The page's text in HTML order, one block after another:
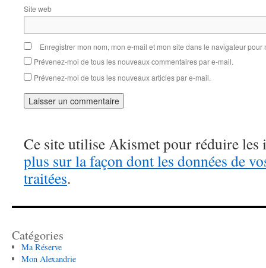
Site web
Enregistrer mon nom, mon e-mail et mon site dans le navigateur
Prévenez-moi de tous les nouveaux commentaires par e-mail.
Prévenez-moi de tous les nouveaux articles par e-mail.
Ce site utilise Akismet pour réduire les
plus sur la façon dont les données de
traitées.
Catégories
Ma Réserve
Mon Alexandrie